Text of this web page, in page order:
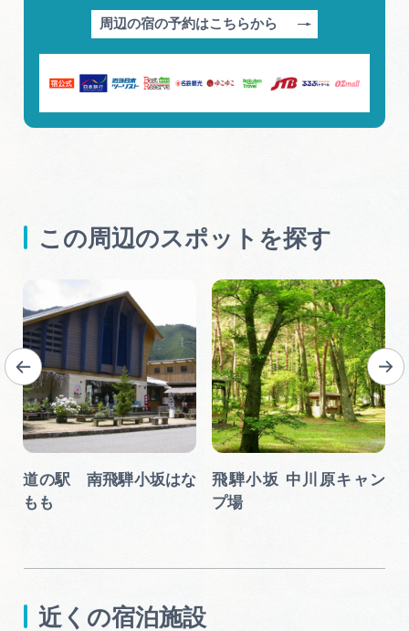
周辺の宿の予約はこちらから
この周辺のスポットを探す
道の駅 南飛騨小坂はな
もも
飛騨小坂 中川原キャン
プ場
近くの宿泊施設